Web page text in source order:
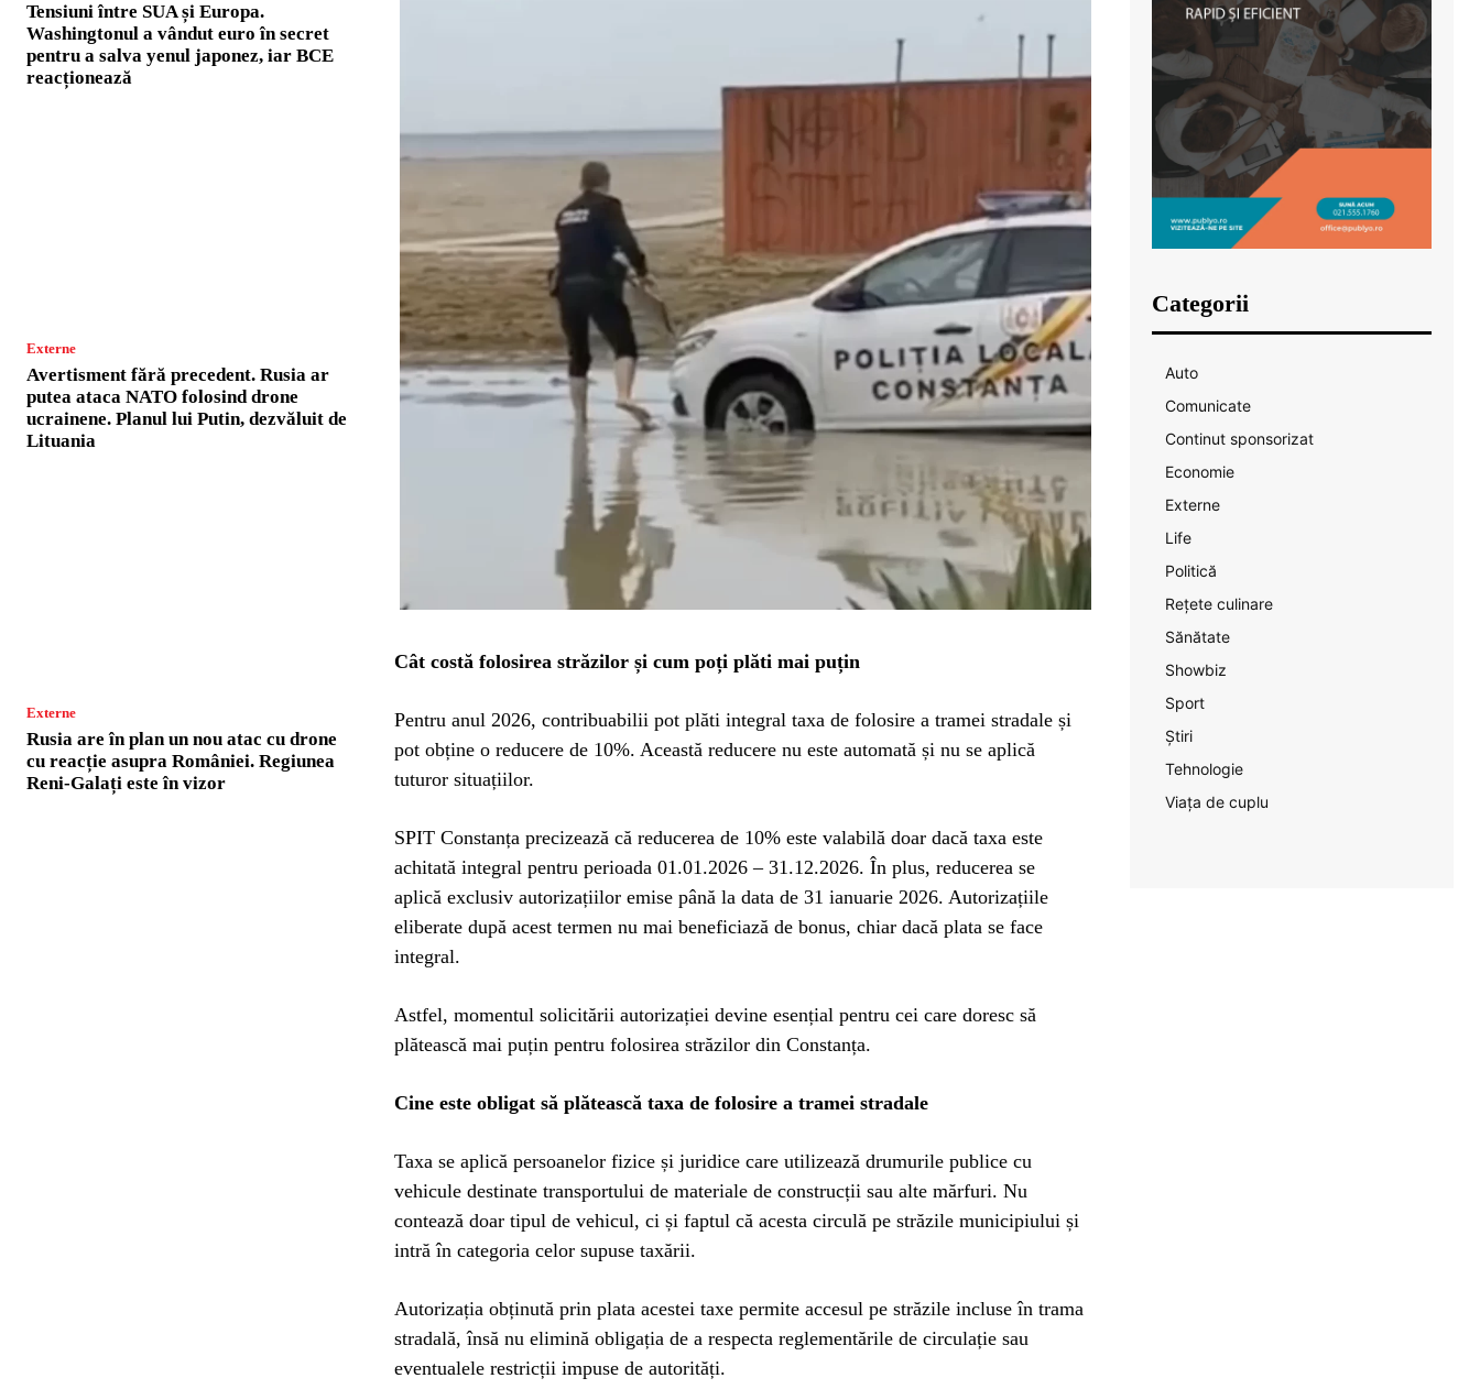
Tensiuni între SUA și Europa.
Washingtonul a vândut euro în secret
pentru a salva yenul japonez, iar BCE
reacționează
Externe
Avertisment fără precedent. Rusia ar
putea ataca NATO folosind drone
ucrainene. Planul lui Putin, dezvăluit de
Lituania
Externe
Rusia are în plan un nou atac cu drone
cu reacție asupra României. Regiunea
Reni-Galați este în vizor
Cât costă folosirea străzilor și cum poți plăti mai puțin
Pentru anul 2026, contribuabilii pot plăti integral taxa de folosire a tramei stradale și
pot obține o reducere de 10%. Această reducere nu este automată și nu se aplică
tuturor situațiilor.
SPIT Constanța precizează că reducerea de 10% este valabilă doar dacă taxa este
achitată integral pentru perioada 01.01.2026 – 31.12.2026. În plus, reducerea se
aplică exclusiv autorizațiilor emise până la data de 31 ianuarie 2026. Autorizațiile
eliberate după acest termen nu mai beneficiază de bonus, chiar dacă plata se face
integral.
Astfel, momentul solicitării autorizației devine esențial pentru cei care doresc să
plătească mai puțin pentru folosirea străzilor din Constanța.
Cine este obligat să plătească taxa de folosire a tramei stradale
Taxa se aplică persoanelor fizice și juridice care utilizează drumurile publice cu
vehicule destinate transportului de materiale de construcții sau alte mărfuri. Nu
contează doar tipul de vehicul, ci și faptul că acesta circulă pe străzile municipiului și
intră în categoria celor supuse taxării.
Autorizația obținută prin plata acestei taxe permite accesul pe străzile incluse în trama
stradală, însă nu elimină obligația de a respecta reglementările de circulație sau
eventualele restricții impuse de autorități.
Categorii
Auto
Comunicate
Continut sponsorizat
Economie
Externe
Life
Politică
Rețete culinare
Sănătate
Showbiz
Sport
Știri
Tehnologie
Viața de cuplu